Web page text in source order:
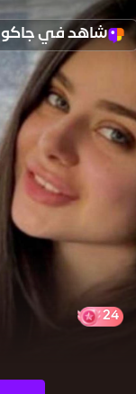
شاهد في جاكو